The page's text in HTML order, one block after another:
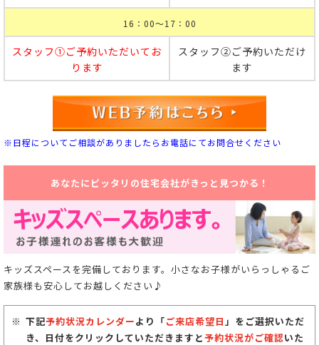
16：00～17：00
スタッフ①ご予約いただいてお
ります
スタッフ②ご予約いただけ
ます
※日程についてご相談がありましたらお電話にてお問合せください
あなたにピッタリの住宅会社がきっと見つかる！
キッズスペースを完備しております。小さなお子様がいらっしゃるご
家族様も安心してお越しください♪
下記予約状況カレンダーより「ご来店希望日」をご選択いただ
き、日付をクリックしていただきますと予約状況がご確認いた